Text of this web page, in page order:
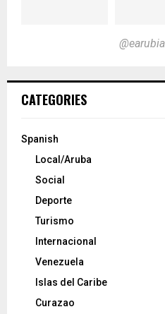
CATEGORIES
Spanish
Local/Aruba
Social
Deporte
Turismo
Internacional
Venezuela
Islas del Caribe
Curazao